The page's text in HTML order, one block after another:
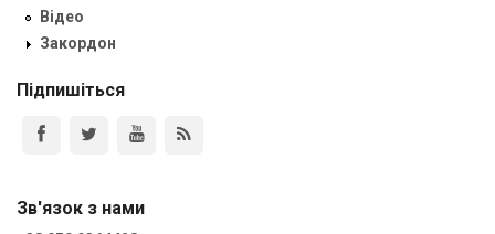
Відео
Закордон
Підпишіться
Зв'язок з нами